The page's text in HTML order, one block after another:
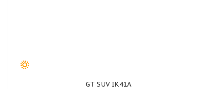
GT SUV IK41A